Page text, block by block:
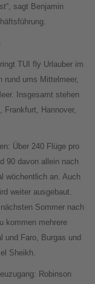
sagt Benjamin
TUI fly Urlauber im
rund ums Mittelmeer,
Insgesamt stehen
Frankfurt, Hannover,
Über 240 Flüge pro
90 davon allein nach
wöchentlich an. Auch
weiter ausgebaut.
Sommer nach
kommen mehrere
und Faro, Burgas und
Sheikh.
Robinson